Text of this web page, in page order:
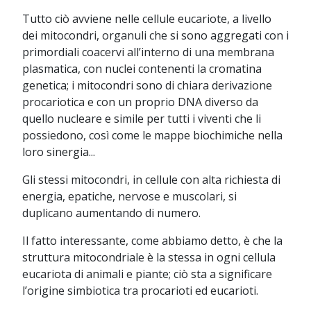
Tutto ciò avviene nelle cellule eucariote, a livello
dei mitocondri, organuli che si sono aggregati con i
primordiali coacervi all’interno di una membrana
plasmatica, con nuclei contenenti la cromatina
genetica; i mitocondri sono di chiara derivazione
procariotica e con un proprio DNA diverso da
quello nucleare e simile per tutti i viventi che li
possiedono, così come le mappe biochimiche nella
loro sinergia...
Gli stessi mitocondri, in cellule con alta richiesta di
energia, epatiche, nervose e muscolari, si
duplicano aumentando di numero.
Il fatto interessante, come abbiamo detto, è che la
struttura mitocondriale è la stessa in ogni cellula
eucariota di animali e piante; ciò sta a significare
l’origine simbiotica tra procarioti ed eucarioti.